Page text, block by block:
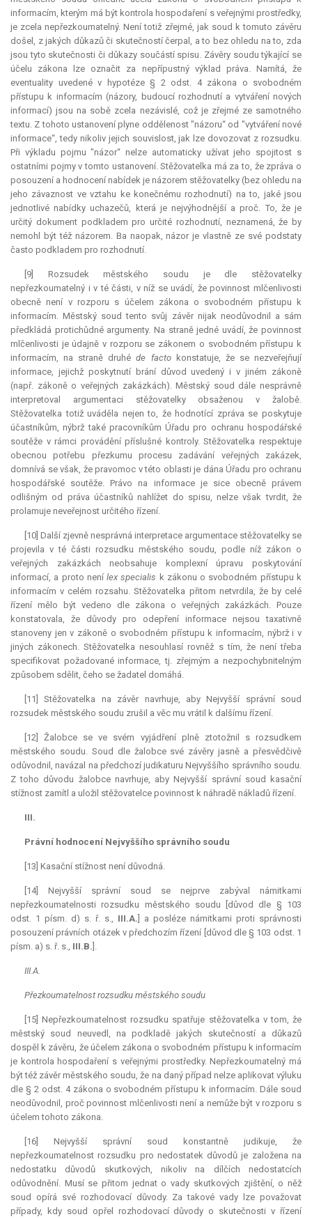
informacím, kterým má být kontrola hospodaření s veřejnými prostředky,
je zcela nepřezkoumatelný. Není totiž zřejmé, jak soud k tomuto závěru
došel, z jakých důkazů či skutečností čerpal, a to bez ohledu na to, zda
jsou tyto skutečnosti či důkazy součástí spisu. Závěry soudu týkající se
účelu zákona lze označit za nepřípustný výklad práva. Namítá, že
eventuality uvedené v hypotéze § 2 odst. 4 zákona o svobodném
přístupu k informacím (názory, budoucí rozhodnutí a vytváření nových
informací) jsou na sobě zcela nezávislé, což je zřejmé ze samotného
textu. Z tohoto ustanovení plyne oddělenost "názoru“ od "vytváření nové
informace“, tedy nikoliv jejich souvislost, jak lze dovozovat z rozsudku.
Při výkladu pojmu "názor“ nelze automaticky užívat jeho spojitost s
ostatními pojmy v tomto ustanovení. Stěžovatelka má za to, že zpráva o
posouzení a hodnocení nabídek je názorem stěžovatelky (bez ohledu na
jeho závaznost ve vztahu ke konečnému rozhodnutí) na to, jaké jsou
jednotlivé nabídky uchazečů, která je nejvýhodnější a proč. To, že je
určitý dokument podkladem pro určité rozhodnutí, neznamená, že by
nemohl být též názorem. Ba naopak, názor je vlastně ze své podstaty
často podkladem pro rozhodnutí.
[9] Rozsudek městského soudu je dle stěžovatelky
nepřezkoumatelný i v té části, v níž se uvádí, že povinnost mlčenlivosti
obecně není v rozporu s účelem zákona o svobodném přístupu k
informacím. Městský soud tento svůj závěr nijak neodůvodnil a sám
předkládá protichůdné argumenty. Na straně jedné uvádí, že povinnost
mlčenlivosti je údajně v rozporu se zákonem o svobodném přístupu k
informacím, na straně druhéde factokonstatuje, že se nezveřejňují
informace, jejichž poskytnutí brání důvod uvedený i v jiném zákoně
(např. zákoně o veřejných zakázkách). Městský soud dále nesprávně
interpretoval argumentaci stěžovatelky obsaženou v žalobě.
Stěžovatelka totiž uváděla nejen to, že hodnotící zpráva se poskytuje
účastníkům, nýbrž také pracovníkům Úřadu pro ochranu hospodářské
soutěže v rámci provádění příslušné kontroly. Stěžovatelka respektuje
obecnou potřebu přezkumu procesu zadávání veřejných zakázek,
domnívá se však, že pravomoc v této oblasti je dána Úřadu pro ochranu
hospodářské soutěže. Právo na informace je sice obecně právem
odlišným od práva účastníků nahlížet do spisu, nelze však tvrdit, že
prolamuje neveřejnost určitého řízení.
[10] Další zjevně nesprávná interpretace argumentace stěžovatelky se
projevila v té části rozsudku městského soudu, podle níž zákon o
veřejných zakázkách neobsahuje komplexní úpravu poskytování
informací, a proto nenílex specialis k zákonu o svobodném přístupu k
informacím v celém rozsahu. Stěžovatelka přitom netvrdila, že by celé
řízení mělo být vedeno dle zákona o veřejných zakázkách. Pouze
konstatovala, že důvody pro odepření informace nejsou taxativně
stanoveny jen v zákoně o svobodném přístupu k informacím, nýbrž i v
jiných zákonech. Stěžovatelka nesouhlasí rovněž s tím, že není třeba
specifikovat požadované informace, tj. zřejmým a nezpochybnitelným
způsobem sdělit, čeho se žadatel domáhá.
[11] Stěžovatelka na závěr navrhuje, aby Nejvyšší správní soud
rozsudek městského soudu zrušil a věc mu vrátil k dalšímu řízení.
[12] Žalobce se ve svém vyjádření plně ztotožnil s rozsudkem
městského soudu. Soud dle žalobce své závěry jasně a přesvědčivě
odůvodnil, navázal na předchozí judikaturu Nejvyššího správního soudu.
Z toho důvodu žalobce navrhuje, aby Nejvyšší správní soud kasační
stížnost zamítl a uložil stěžovatelce povinnost k náhradě nákladů řízení.
III.
Právní hodnocení Nejvyššího správního soudu
[13] Kasační stížnost není důvodná.
[14] Nejvyšší správní soud se nejprve zabýval námitkami
nepřezkoumatelnosti rozsudku městského soudu [důvod dle § 103
odst. 1 písm. d) s. ř. s., III.A. ] a posléze námitkami proti správnosti
posouzení právních otázek v předchozím řízení [důvod dle § 103 odst. 1
písm. a) s. ř. s., III.B. ].
III.A.
Přezkoumatelnost rozsudku městského soudu
[15] Nepřezkoumatelnost rozsudku spatřuje stěžovatelka v tom, že
městský soud neuvedl, na podkladě jakých skutečností a důkazů
dospěl k závěru, že účelem zákona o svobodném přístupu k informacím
je kontrola hospodaření s veřejnými prostředky. Nepřezkoumatelný má
být též závěr městského soudu, že na daný případ nelze aplikovat výluku
dle § 2 odst. 4 zákona o svobodném přístupu k informacím. Dále soud
neodůvodnil, proč povinnost mlčenlivosti není a nemůže být v rozporu s
účelem tohoto zákona.
[16] Nejvyšší správní soud konstantně judikuje, že
nepřezkoumatelnost rozsudku pro nedostatek důvodů je založena na
nedostatku důvodů skutkových, nikoliv na dílčích nedostatcích
odůvodnění. Musí se přitom jednat o vady skutkových zjištění, o něž
soud opírá své rozhodovací důvody. Za takové vady lze považovat
případy, kdy soud opřel rozhodovací důvody o skutečnosti v řízení